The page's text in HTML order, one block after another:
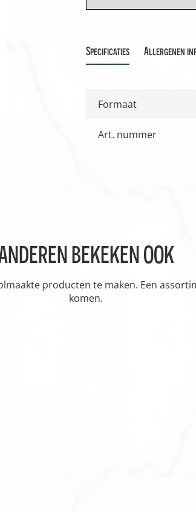
Specificaties Allergenen
Formaat
Art. nummer
BEKEKEN OOK
producten te maken. Een
komen.